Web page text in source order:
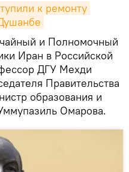
к ремонту
и Полномочный
Иран в Российской
ДГУ Мехди
Правительства
образования и
Омарова.